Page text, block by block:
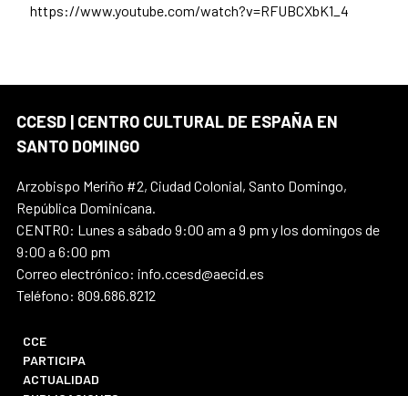
https://www.youtube.com/watch?v=RFUBCXbK1_4
CCESD | CENTRO CULTURAL DE ESPAÑA EN
SANTO DOMINGO
Arzobispo Meriño #2, Ciudad Colonial, Santo Domingo,
República Dominicana.
CENTRO: Lunes a sábado 9:00 am a 9 pm y los domingos de
9:00 a 6:00 pm
Correo electrónico: info.ccesd@aecid.es
Teléfono: 809.686.8212
CCE
PARTICIPA
ACTUALIDAD